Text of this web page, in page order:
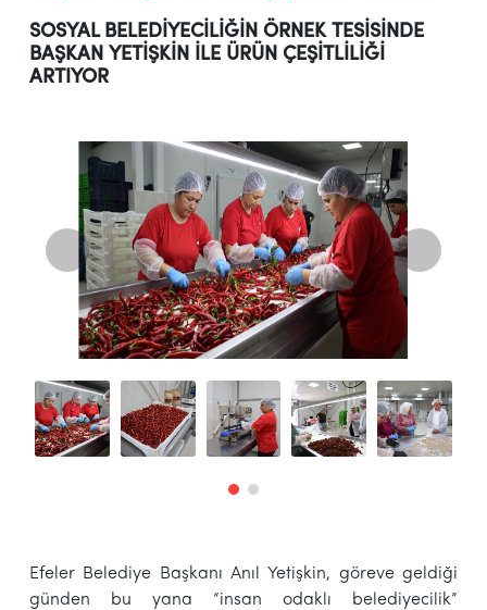
SOSYAL BELEDİYECİLİĞİN ÖRNEK TESİSİNDE
BAŞKAN YETİŞKİN İLE ÜRÜN ÇEŞİTLİLİĞİ
ARTIYOR
Efeler Belediye Başkanı Anıl Yetişkin, göreve geldiği
günden bu yana “insan odaklı belediyecilik”